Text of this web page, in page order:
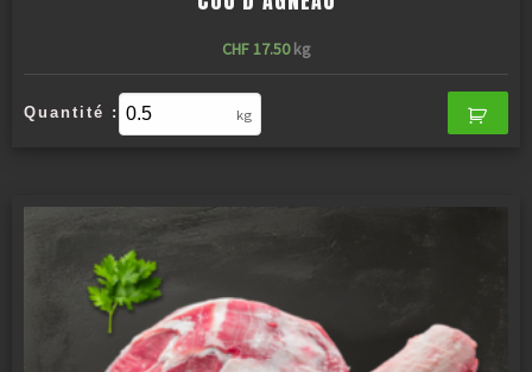
CHF17.50 kg
Quantité : kg